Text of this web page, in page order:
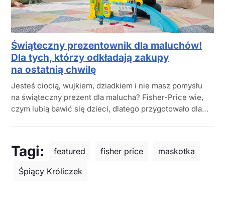
Świąteczny prezentownik dla maluchów!
Dla tych, którzy odkładają zakupy
na ostatnią chwilę
Jesteś ciocią, wujkiem, dziadkiem i nie masz pomysłu
na świąteczny prezent dla malucha? Fisher-Price wie,
czym lubią bawić się dzieci, dlatego przygotowało dla…
Tagi: featured fisher price
maskotka
Śpiący Króliczek